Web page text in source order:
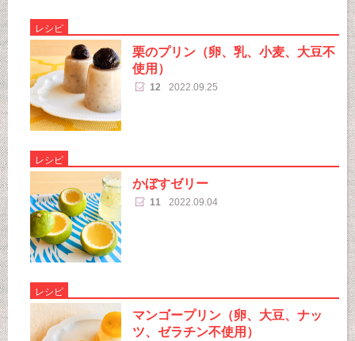
レシピ
栗のプリン（卵、乳、小麦、大豆不
使用）
12 2022.09.25
レシピ
かぼすゼリー
11 2022.09.04
レシピ
マンゴープリン（卵、大豆、ナッ
ツ、ゼラチン不使用）